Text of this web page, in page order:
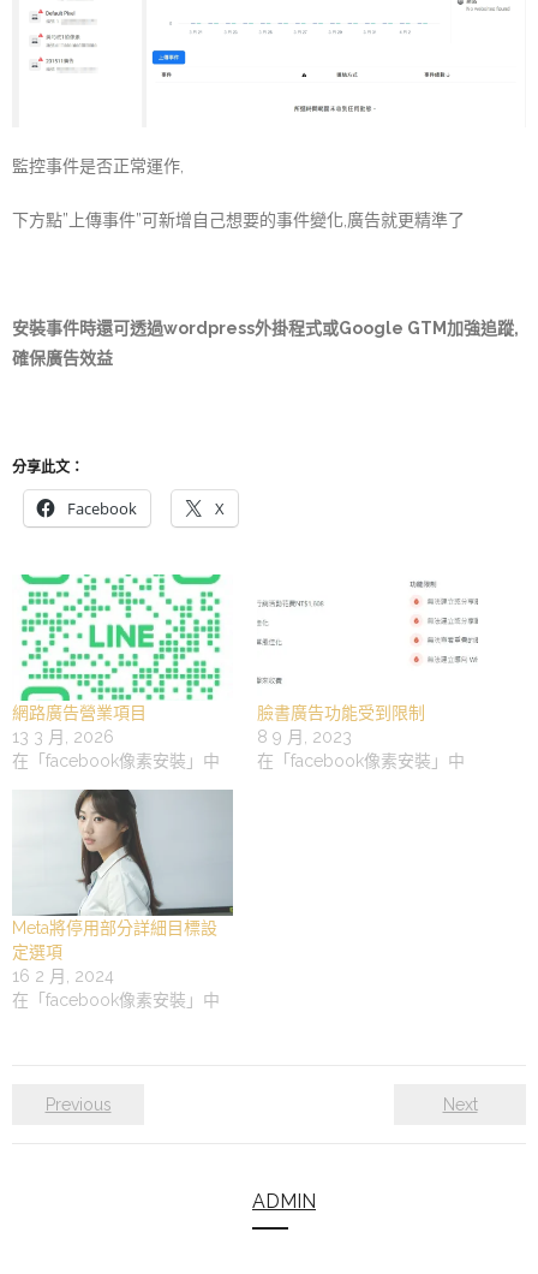
監控事件是否正常運作,
下方點”上傳事件”可新增自己想要的事件變化,廣告就更精準了
安裝事件時還可透過wordpress外掛程式或Google GTM加強追蹤,
確保廣告效益
分享此文：
Facebook X
網路廣告營業項目
13 3 月, 2026
在「facebook像素安裝」中
臉書廣告功能受到限制
8 9 月, 2023
在「facebook像素安裝」中
Meta將停用部分詳細目標設
定選項
16 2 月, 2024
在「facebook像素安裝」中
Previous Next
ADMIN